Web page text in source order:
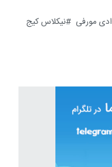
ادی مورفی
نیکلاس کیج